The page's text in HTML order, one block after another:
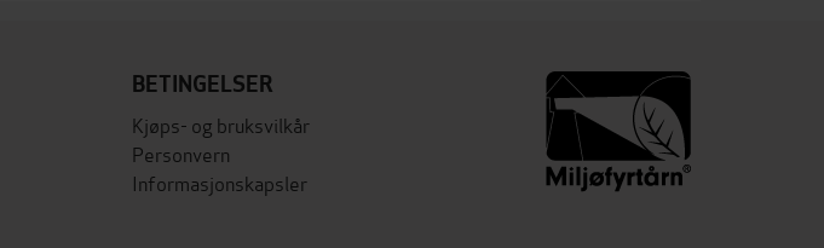
BETINGELSER
Kjøps- og bruksvilkår
Personvern
Informasjonskapsler